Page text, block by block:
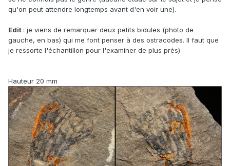
qu'on peut attendre longtemps avant d'en voir une).
Edit : je viens de remarquer deux petits bidules (photo de
gauche, en bas) qui me font penser à des ostracodes. Il faut que
je ressorte l'échantillon pour l'examiner de plus près)
Hauteur 20 mm